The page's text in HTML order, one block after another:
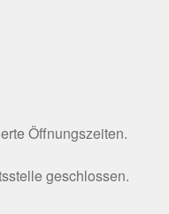
Öffnungszeiten.
geschlossen.